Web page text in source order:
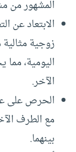
المشهور من
الابتعاد عن
زوجية
اليومية،
الآخر.
الحرص على
مع الطرف
بينهما.